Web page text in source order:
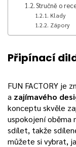
Stručně o
Klady
Zápory
Připínací
FUN FACTORY je
a zajímavého
konceptu skvěle
uspokojení oběma
sdílet, takže
můžete si vybrat,